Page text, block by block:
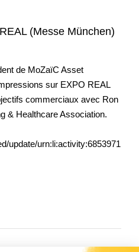
(Messe München)
de MoZaïC Asset
sur EXPO REAL
commerciaux avec Ron
& Healthcare Association.
update/urn:li:activity:6853971